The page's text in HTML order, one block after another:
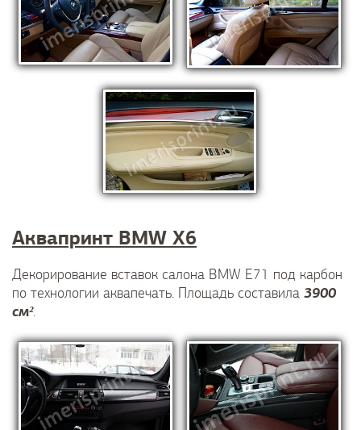
Аквапринт BMW X6
Декорирование вставок салона BMW E71 под карбон
по технологии аквапечать. Площадь составила 3900
см².